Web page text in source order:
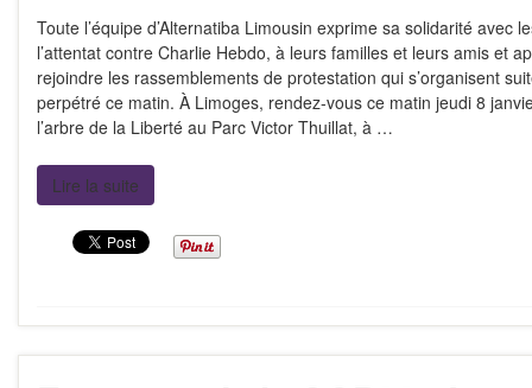
Toute l’équipe d’Alternatiba Limousin exprime sa solidarité avec
l’attentat contre Charlie Hebdo, à leurs familles et leurs amis et
rejoindre les rassemblements de protestation qui s’organisent
perpétré ce matin. À Limoges, rendez-vous ce matin jeudi 8
l’arbre de la Liberté au Parc Victor Thuillat, à …
Lire la suite